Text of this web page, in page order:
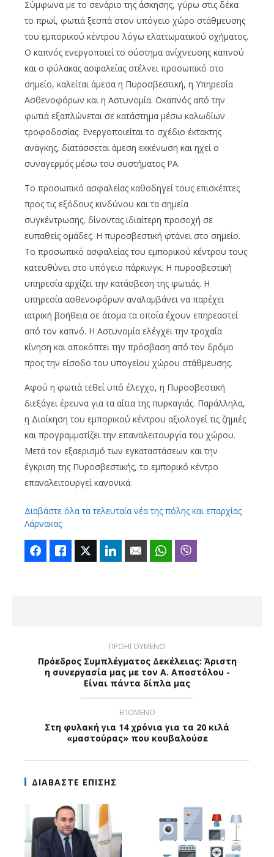
Σύμφωνα με το σενάριο της άσκησης, γύρω στις δέκα
το πρωί, φωτιά ξεσπά στον υπόγειο χώρο στάθμευσης
του εμπορικού κέντρου λόγω ελαττωματικού οχήματος.
Ο καπνός ενεργοποιεί το σύστημα ανίχνευσης καπνού
και ο φύλακας ασφαλείας στέλνει προσωπικό στο
σημείο, καλείται άμεσα η Πυροσβεστική, η Υπηρεσία
Ασθενοφόρων και η Αστυνομία. Οκαπνός από την
φωτιά εξαπλώνεται σε κατάστημα μέσω καλωδίων
τροφοδοσίας. Ενεργοποιείται το σχέδιο έκτακτης
ανάγκης, διατάσσεται άμεση εκκένωση και ηχεί ο
συναγερμός μέσω του συστήματος PA.
Το προσωπικό ασφαλείας καθοδηγεί τους επισκέπτες
προς τις εξόδους κινδύνου και τα σημεία
συγκέντρωσης, δίνοντας ιδιαίτερη προσοχή σε
ευπαθείς ομάδες. Η πυροσβεστική φτάνει στο σημείο.
Το προσωπικό ασφαλείας του εμπορικού κέντρου τους
κατευθύνει στο υπόγειο πάρκινγκ. Η πυροσβεστική
υπηρεσία αρχίζει την κατάσβεση της φωτιάς. Η
υπηρεσία ασθενοφόρων αναλαμβάνει να παρέχει
ιατρική βοήθεια σε άτομα τα οποία έχουν επηρεαστεί
από τον καπνό. Η Αστυνομία ελέγχει την τροχαία
κίνηση και αποκόπτει την πρόσβαση από τον δρόμο
προς την είσοδο του υπογείου χώρου στάθμευσης.
Αφού η φωτιά τεθεί υπό έλεγχο, η Πυροσβεστική
διεξάγει έρευνα για τα αίτια της πυρκαγιάς. Παράλληλα,
η Διοίκηση του εμπορικού κέντρου αξιολογεί τις ζημιές
και προγραμματίζει την επαναλειτουργία του χώρου.
Μετά τον εξαερισμό των εγκαταστάσεων και την
έγκριση της Πυροσβεστικής, το εμπορικό κέντρο
επαναλειτουργεί κανονικά.
Διαβάστε όλα τα τελευταία νέα της πόλης και επαρχίας
Λάρνακας
FacebookLike Twitter LinkedIn Email WhatsApp
ΠΡΟΗΓΟΥΜΕΝΟ
Πρόεδρος Συμπλέγματος Δεκέλειας: Άριστη
η συνεργασία μας με τον Α. Αποστόλου -
Είναι πάντα δίπλα μας
ΕΠΟΜΕΝΟ
Στη φυλακή για 14 χρόνια για τα 20 κιλά
«μαστούρας» που κουβαλούσε
ΔΙΑΒΑΣΤΕ ΕΠΙΣΗΣ